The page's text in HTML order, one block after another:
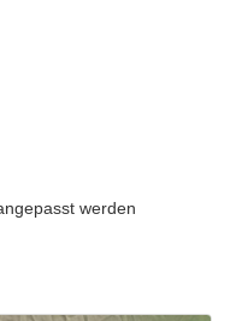
werden